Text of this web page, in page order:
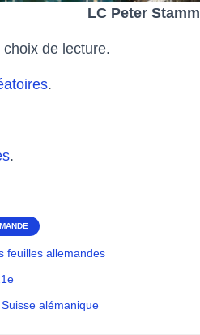
LC Peter Stamm
choix de lecture.
.
.
feuilles allemandes
Suisse alémanique